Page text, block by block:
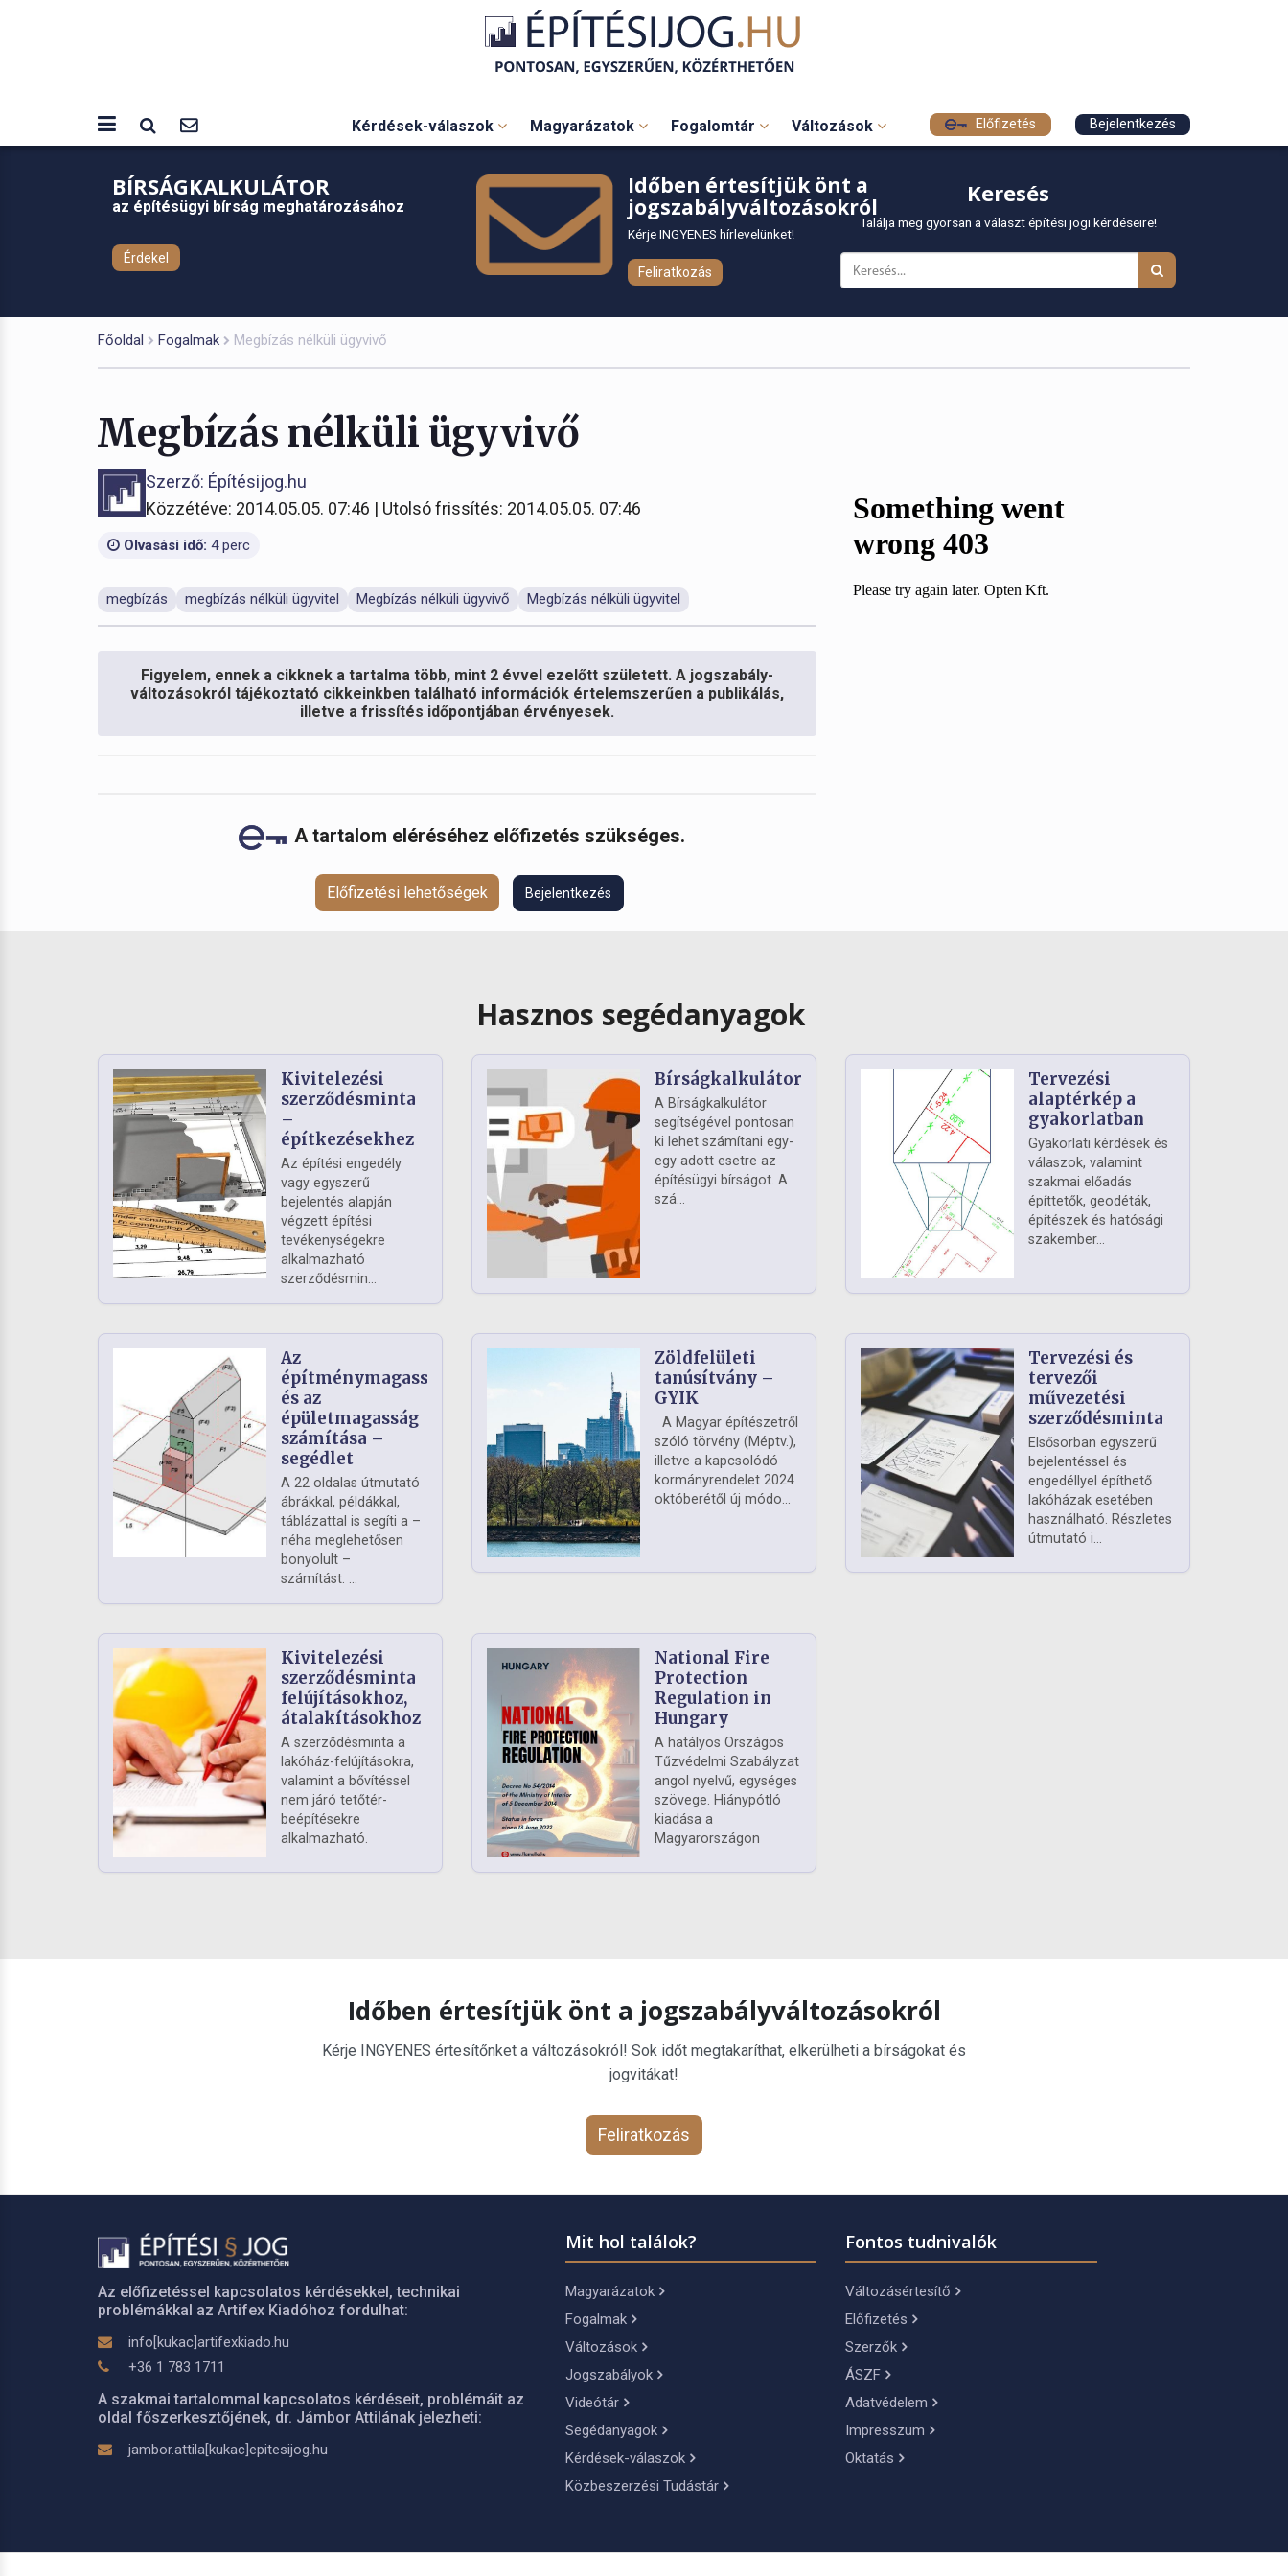
Kérdések-válaszok Magyarázatok Fogalomtár Változások Előfizetés Bejelentkezés
BÍRSÁGKALKULÁTOR
az építésügyi bírság meghatározásához
Érdekel
Időben értesítjük önt a
jogszabályváltozásokról
Kérje INGYENES hírlevelünket!
Feliratkozás
Keresés
Találja meg gyorsan a választ építési jogi kérdéseire!
Főoldal Fogalmak Megbízás nélküli ügyvivő
Megbízás nélküli ügyvivő
Szerző: Építésijog.hu
Közzétéve: 2014.05.05. 07:46 | Utolsó frissítés: 2014.05.05. 07:46
Olvasási idő: 4 perc
megbízás megbízás nélküli ügyvitel Megbízás nélküli ügyvivő Megbízás nélküli ügyvitel
Figyelem, ennek a cikknek a tartalma több, mint 2 évvel ezelőtt született. A jogszabály-
változásokról tájékoztató cikkeinkben található információk értelemszerűen a publikálás,
illetve a frissítés időpontjában érvényesek.
A tartalom eléréséhez előfizetés szükséges.
Előfizetési lehetőségek Bejelentkezés
Hasznos segédanyagok
Kivitelezési
szerződésminta
–
építkezésekhez
Az építési engedély
vagy egyszerű
bejelentés alapján
végzett építési
tevékenységekre
alkalmazható
szerződésmin...
Bírságkalkulátor
A Bírságkalkulátor
segítségével pontosan
ki lehet számítani egy-
egy adott esetre az
építésügyi bírságot. A
szá...
Tervezési
alaptérkép a
gyakorlatban
Gyakorlati kérdések és
válaszok, valamint
szakmai előadás
építtetők, geodéták,
építészek és hatósági
szakember...
Az
építménymagasság
és az
épületmagasság
számítása –
segédlet
A 22 oldalas útmutató
ábrákkal, példákkal,
táblázattal is segíti a –
néha meglehetősen
bonyolult –
számítást. ...
Zöldfelületi
tanúsítvány –
GYIK
A Magyar építészetről
szóló törvény (Méptv.),
illetve a kapcsolódó
kormányrendelet 2024
októberétől új módo...
Tervezési és
tervezői
művezetési
szerződésminta
Elsősorban egyszerű
bejelentéssel és
engedéllyel építhető
lakóházak esetében
használható. Részletes
útmutató i...
Kivitelezési
szerződésminta
felújításokhoz,
átalakításokhoz
A szerződésminta a
lakóház-felújításokra,
valamint a bővítéssel
nem járó tetőtér-
beépítésekre
alkalmazható.
National Fire
Protection
Regulation in
Hungary
A hatályos Országos
Tűzvédelmi Szabályzat
angol nyelvű, egységes
szövege. Hiánypótló
kiadása a
Magyarországon
Időben értesítjük önt a jogszabályváltozásokról
Kérje INGYENES értesítőnket a változásokról! Sok időt megtakaríthat, elkerülheti a bírságokat és
jogvitákat!
Feliratkozás
Az előfizetéssel kapcsolatos kérdésekkel, technikai
problémákkal az Artifex Kiadóhoz fordulhat:
info[kukac]artifexkiado.hu
+36 1 783 1711
A szakmai tartalommal kapcsolatos kérdéseit, problémáit az
oldal főszerkesztőjének, dr. Jámbor Attilának jelezheti:
jambor.attila[kukac]epitesijog.hu
Mit hol találok?
Magyarázatok
Fogalmak
Változások
Jogszabályok
Videótár
Segédanyagok
Kérdések-válaszok
Közbeszerzési Tudástár
Fontos tudnivalók
Változásértesítő
Előfizetés
Szerzők
ÁSZF
Adatvédelem
Impresszum
Oktatás